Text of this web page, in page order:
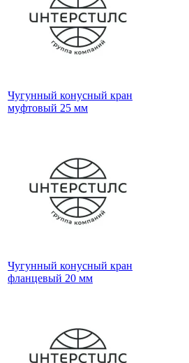
Чугунный конусный кран
муфтовый 25 мм
Чугунный конусный кран
фланцевый 20 мм